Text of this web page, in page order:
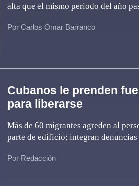
alta que el mismo periodo del año
Por Carlos Omar Barranco
Cubanos le prenden
para liberarse
Más de 60 migrantes agreden al
parte de edificio; integran
Por Redacción